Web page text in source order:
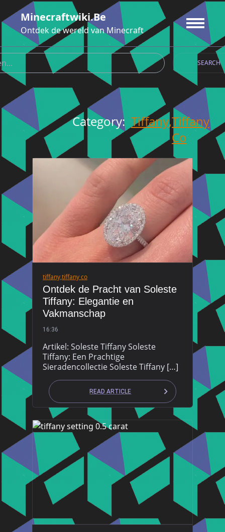
naar
de
inhoud
Minecraftwiki.be
Ontdek de wereld van Minecraft
SEARCH
Category: Tiffany,Tiffany
Co
tiffany,tiffany co
Ontdek de Pracht van Soleste
Tiffany: Elegantie en
Vakmanschap
16:36
Artikel: Soleste Tiffany Soleste
Tiffany: Een Prachtige
Sieradencollectie Soleste Tiffany […]
READ ARTICLE